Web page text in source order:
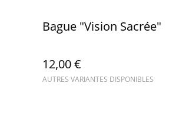
Bague "Vision Sacrée"
12,00 €
AUTRES VARIANTES DISPONIBLES